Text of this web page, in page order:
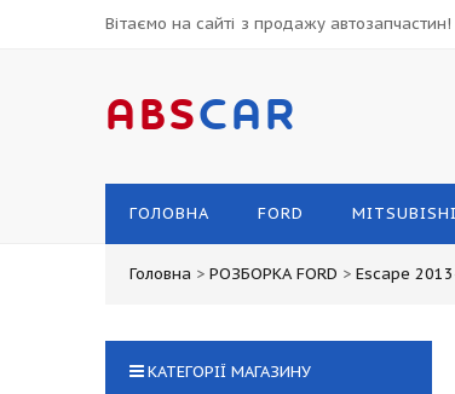
Вітаємо на сайті з продажу автозапчастин!
ABSCAR
ГОЛОВНА FORD MITSUBISHI
Головна > РОЗБОРКА FORD > Escape
КАТЕГОРІЇ МАГАЗИНУ